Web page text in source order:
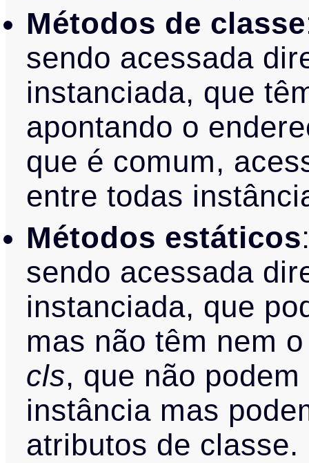
Métodos de classe
sendo acessada
instanciada, que
apontando o
que é comum,
entre todas
Métodos estáticos
sendo acessada
instanciada, que
mas não têm nem
cls, que não
instância mas
atributos de classe.